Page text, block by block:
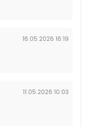
16.05.2026 16:19
11.05.2026 10:03